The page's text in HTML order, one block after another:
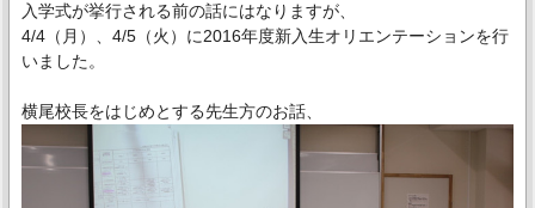
入学式が挙行される前の話にはなりますが、
4/4（月）、4/5（火）に2016年度新入生オリエンテーションを行
いました。
横尾校長をはじめとする先生方のお話、